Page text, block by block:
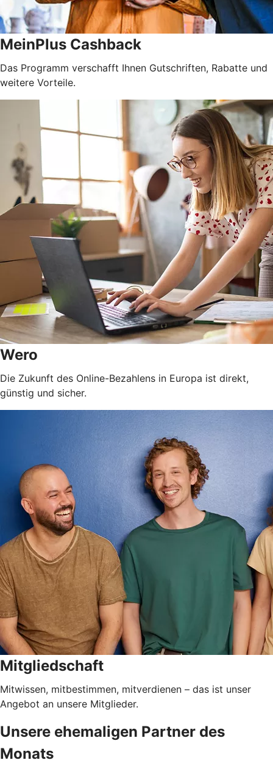
MeinPlus Cashback
Das Programm verschafft Ihnen Gutschriften, Rabatte und
weitere Vorteile.
Wero
Die Zukunft des Online-Bezahlens in Europa ist direkt,
günstig und sicher.
Mitgliedschaft
Mitwissen, mitbestimmen, mitverdienen – das ist unser
Angebot an unsere Mitglieder.
Unsere ehemaligen Partner des
Monats